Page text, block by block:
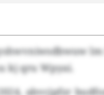
kj qru Wpyai.
abvcjpfzr